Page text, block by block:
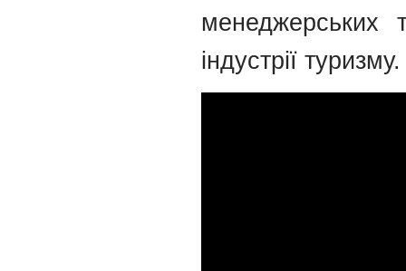
менеджерських
індустрії туризму.